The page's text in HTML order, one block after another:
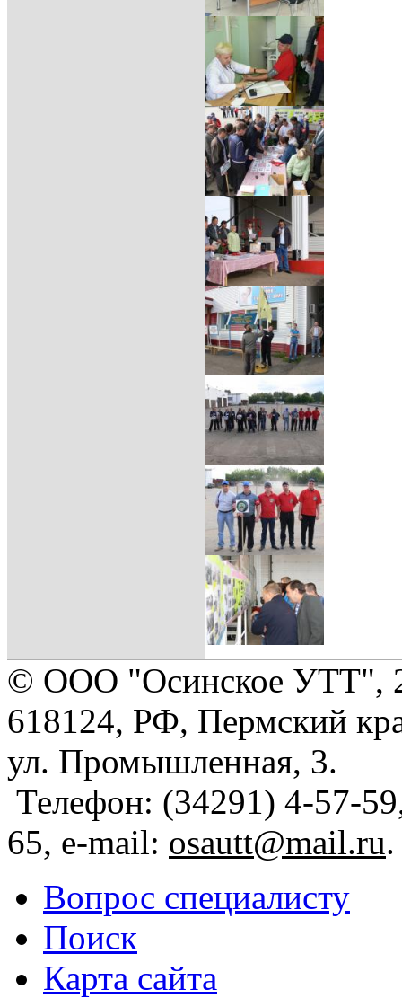
© ООО "Осинское УТТ",
618124, РФ, Пермский
ул. Промышленная, 3.
Телефон: (34291) 4-57-
65, e-mail: osautt@mail.ru.
Вопрос специалисту
Поиск
Карта сайта